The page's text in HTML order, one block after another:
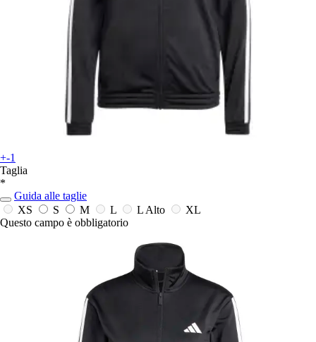
+-1
Taglia
*
Guida alle taglie
XS
S M L L Alto
XL
Questo campo è obbligatorio